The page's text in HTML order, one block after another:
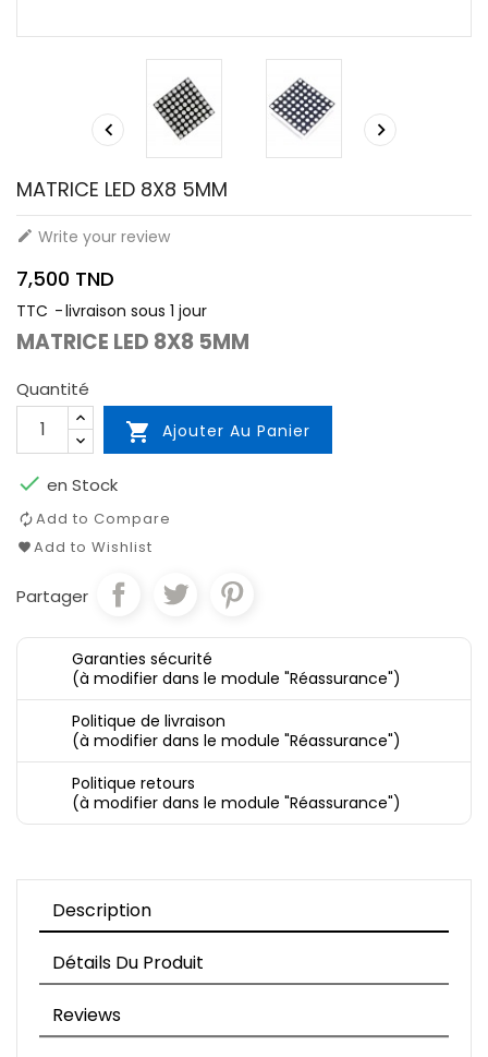
 
MATRICE LED 8X8 5MM
 Write your review
7,500 TND
TTC livraison sous 1 jour
MATRICE LED 8X8 5MM
Quantité
 Ajouter Au Panier
 en Stock
Add to Compare
Add to Wishlist
Partager
Garanties sécurité
(à modifier dans le module "Réassurance")
Politique de livraison
(à modifier dans le module "Réassurance")
Politique retours
(à modifier dans le module "Réassurance")
Description
Détails Du Produit
Reviews